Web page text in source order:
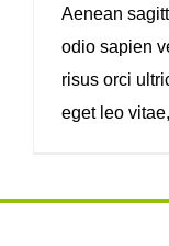
Aenean
odio sapien
risus orci
eget leo